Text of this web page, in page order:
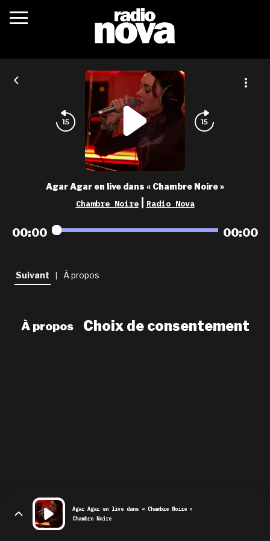
c’était quoi ?
actualités
podcasts
fréquences
nova aime
les grilles
playlists
newsletter
Agar Agar en live dans « Chambre Noire »
Chambre Noire Radio Nova
00:00 00:00
Suivant À propos
À propos Choix de consentement
Agar Agar en live dans « Chambre Noire »
Chambre Noire